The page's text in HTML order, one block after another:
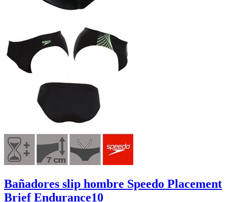
Bañadores slip hombre Speedo Placement
Brief Endurance10